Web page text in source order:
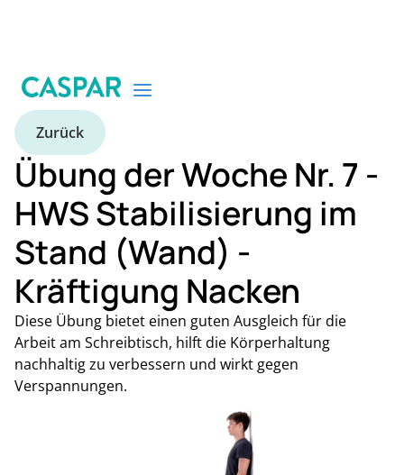
Zurück
Übung der Woche Nr. 7 -
HWS Stabilisierung im
Stand (Wand) -
Kräftigung Nacken
Diese Übung bietet einen guten Ausgleich für die
Arbeit am Schreibtisch, hilft die Körperhaltung
nachhaltig zu verbessern und wirkt gegen
Verspannungen.